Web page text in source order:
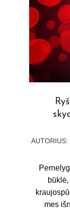
2024-
AUTORIUS:
mes